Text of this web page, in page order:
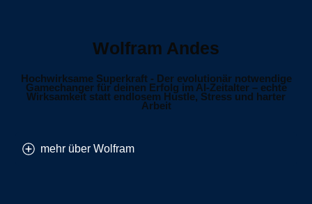
Wolfram Andes
Hochwirksame Superkraft - Der evolutionär notwendige
Gamechanger für deinen Erfolg im AI-Zeitalter – echte
Wirksamkeit statt endlosem Hustle, Stress und harter
Arbeit
mehr über Wolfram